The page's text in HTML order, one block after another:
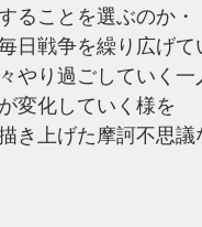
ることを選ぶのか・
日戦争を繰り広げ
やり過ごしていく一
変化していく様を
き上げた摩訶不思議